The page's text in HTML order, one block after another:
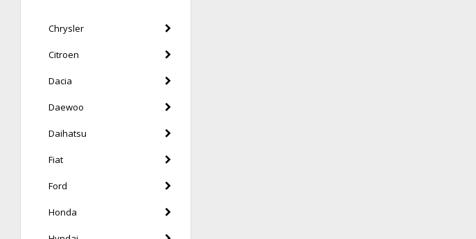
Chrysler
Citroen
Dacia
Daewoo
Daihatsu
Fiat
Ford
Honda